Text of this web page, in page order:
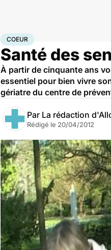
AccueilSanté
COEUR
Santé des
À partir de cinquante ans
essentiel pour bien vivre
gériatre du centre de
Par La rédaction
Rédigé le 20/04/2012